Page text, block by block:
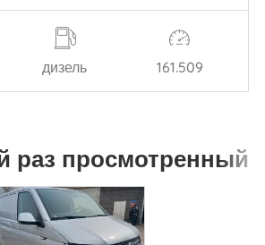
дизель 161.509
раз просмотренный